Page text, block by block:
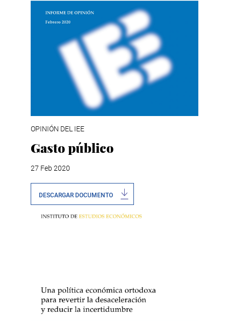
OPINIÓN DEL IEE
Gasto público
27 Feb 2020
DESCARGAR DOCUMENTO